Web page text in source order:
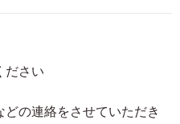
ださい
の連絡をさせていただき